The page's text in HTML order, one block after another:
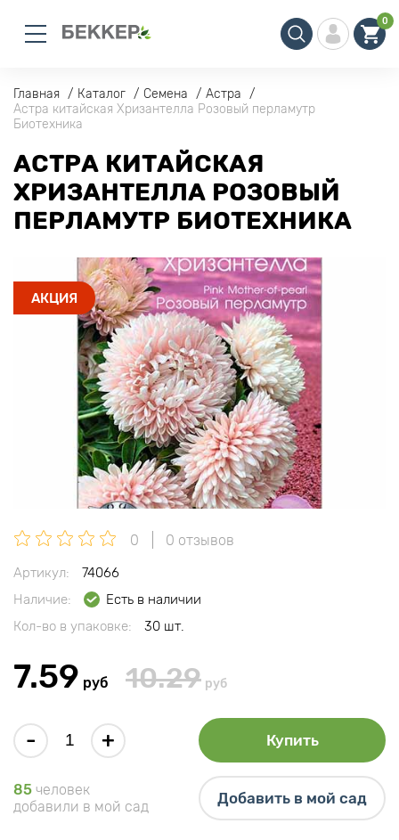
0
Главная Каталог Семена
Астра
Астра китайская Хризантелла Розовый перламутр
Биотехника
АСТРА КИТАЙСКАЯ
ХРИЗАНТЕЛЛА РОЗОВЫЙ
ПЕРЛАМУТР БИОТЕХНИКА
АКЦИЯ
0 0 отзывов
Артикул:
74066
Наличие:
Есть в наличии
Кол-во в упаковке:
30 шт.
7.59 руб 10.29 руб
- + Купить
85 человек
добавили в мой сад
Добавить в мой сад